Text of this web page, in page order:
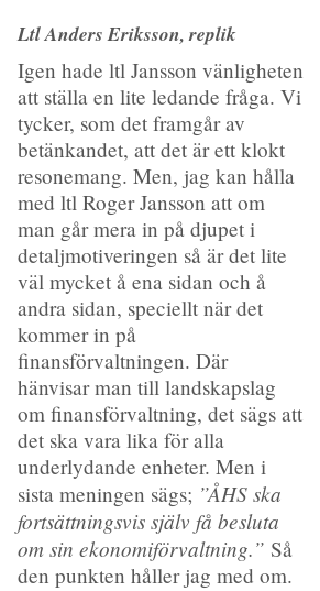
Ltl Anders Eriksson, replik
Igen hade ltl Jansson vänligheten
att ställa en lite ledande fråga. Vi
tycker, som det framgår av
betänkandet, att det är ett klokt
resonemang. Men, jag kan hålla
med ltl Roger Jansson att om
man går mera in på djupet i
detaljmotiveringen så är det lite
väl mycket å ena sidan och å
andra sidan, speciellt när det
kommer in på
finansförvaltningen. Där
hänvisar man till landskapslag
om finansförvaltning, det sägs att
det ska vara lika för alla
underlydande enheter. Men i
sista meningen sägs; ”ÅHS ska
fortsättningsvis själv få besluta
om sin ekonomiförvaltning.” Så
den punkten håller jag med om.